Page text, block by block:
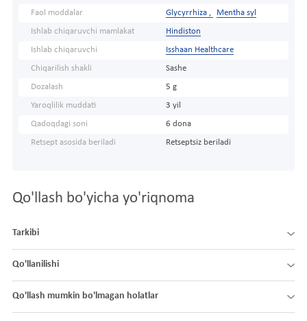
Faol moddalar Glycyrrhiza , Mentha syl
Ishlab chiqaruvchi mamlakat Hindiston
Ishlab chiqaruvchi Isshaan Healthcare
Chiqarilish shakli Sashe
Dozalash 5 g
Yaroqlilik muddati 3 yil
Qadoqdagi soni 6 dona
Retsept asosida beriladi Retseptsiz beriladi
Qo'llash bo'yicha yo'riqnoma
Tarkibi
Qo'llanilishi
Qo'llash mumkin bo'lmagan holatlar